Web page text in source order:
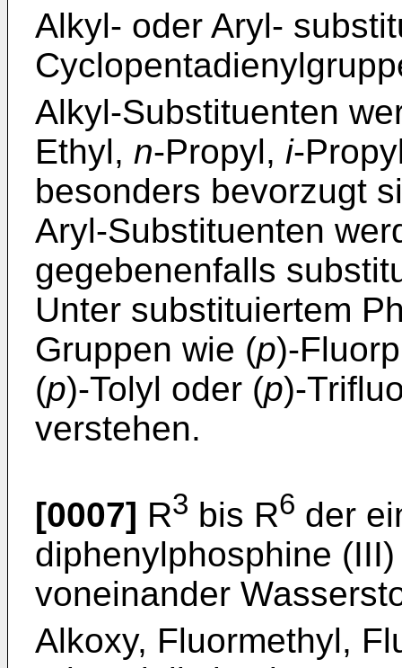
Alkyl- oder Aryl-
Alkyl-Substituenten
Ethyl, n-Propyl, i-
besonders bevorzugt
Aryl-Substituenten
gegebenenfalls
Unter substituiertem
Gruppen wie (p)-
(p)-Tolyl oder (p)-
verstehen.
[0007] R3 bis R6 der
diphenylphosphine
voneinander
Alkoxy, Fluormethyl,